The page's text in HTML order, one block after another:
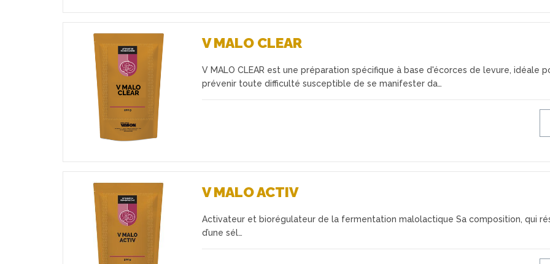
Favoris
V MALO CLEAR
V MALO CLEAR est une préparation spécifique à base d'écorces de levure, idéale
prévenir toute difficulté susceptible de se manifester da…
Favoris
V MALO ACTIV
Activateur et biorégulateur de la fermentation malolactique Sa composition, qui
d’une sél…